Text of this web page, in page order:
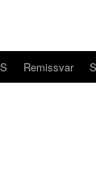
Remissvar